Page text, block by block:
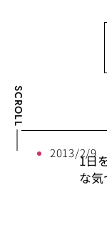
SCROLL
2013/2/9
1日
な気